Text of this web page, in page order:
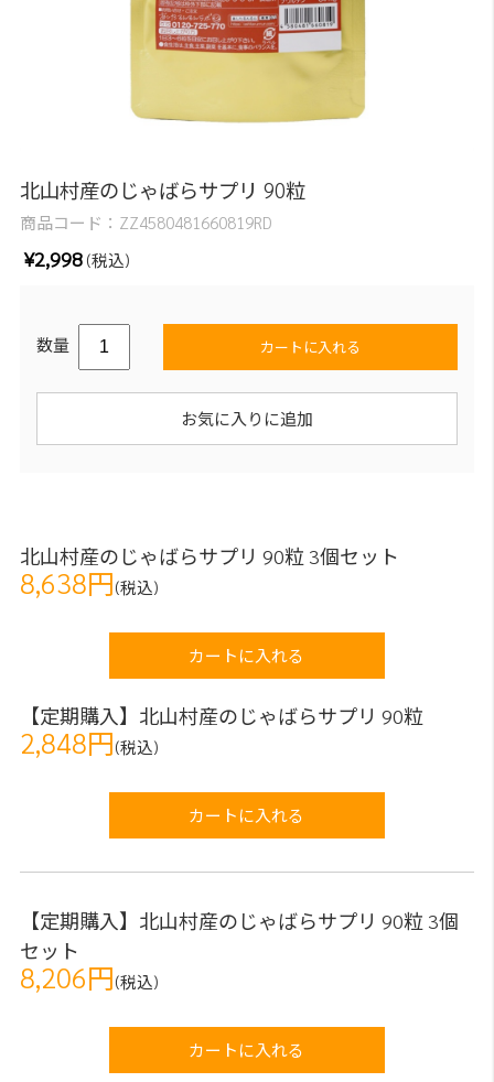
北山村産のじゃばらサプリ 90粒
商品コード： ZZ4580481660819RD
¥2,998 (税込)
数量 カートに入れる
お気に入りに追加
北山村産のじゃばらサプリ 90粒 3個セット
8,638円(税込)
カートに入れる
【定期購入】北山村産のじゃばらサプリ 90粒
2,848円(税込)
カートに入れる
【定期購入】北山村産のじゃばらサプリ 90粒 3個
セット
8,206円(税込)
カートに入れる